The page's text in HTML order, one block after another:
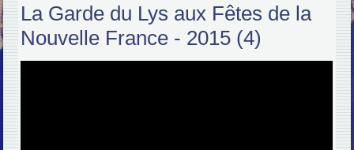
La Garde du Lys aux Fêtes de la
Nouvelle France - 2015 (4)